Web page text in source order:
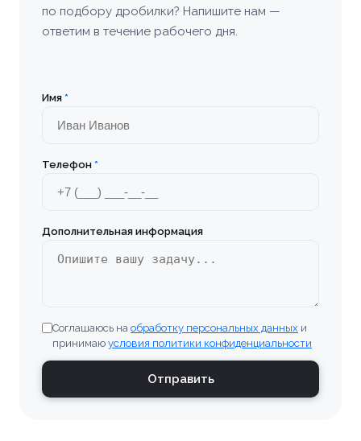
по подбору дробилки? Напишите нам —
ответим в течение рабочего дня.
Имя *
Телефон *
Дополнительная информация
Соглашаюсь на обработку персональных данных и
принимаю условия политики конфиденциальности
Отправить